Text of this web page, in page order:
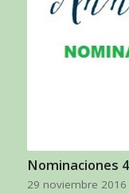
Nominaciones
29 noviembre 2016